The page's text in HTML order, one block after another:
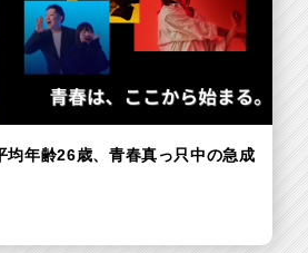
均年齢26歳、青春真っ只中の急成